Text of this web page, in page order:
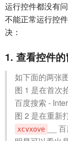
运行控件都没有
不能正常运行控
决：
1. 查看控件
如下面的两张
图 1 是在首次
百度搜索 -
图 2 是在重新
xcvxove
__